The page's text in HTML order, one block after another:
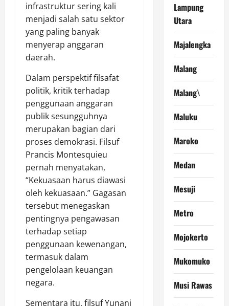
infrastruktur sering kali
menjadi salah satu sektor
yang paling banyak
menyerap anggaran
daerah.
Dalam perspektif filsafat
politik, kritik terhadap
penggunaan anggaran
publik sesungguhnya
merupakan bagian dari
proses demokrasi. Filsuf
Prancis Montesquieu
pernah menyatakan,
“Kekuasaan harus diawasi
oleh kekuasaan.” Gagasan
tersebut menegaskan
pentingnya pengawasan
terhadap setiap
penggunaan kewenangan,
termasuk dalam
pengelolaan keuangan
negara.
Sementara itu, filsuf Yunani
Lampung
Utara
Majalengka
Malang
Malang\
Maluku
Maroko
Medan
Mesuji
Metro
Mojokerto
Mukomuko
Musi Rawas